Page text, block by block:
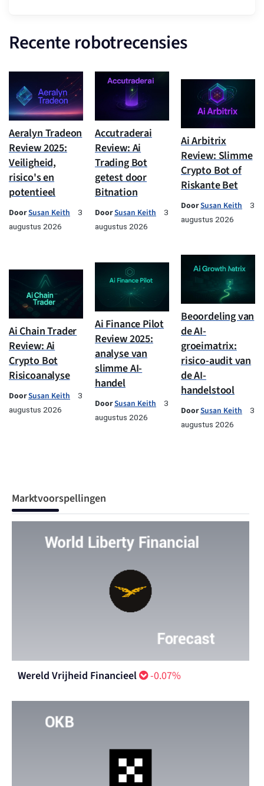
Recente robotrecensies
Aeralyn Tradeon
Review 2025:
Veiligheid,
risico's en
potentieel
DoorSusan Keith
3
augustus 2026
Accutraderai
Review: Ai
Trading Bot
getest door
Bitnation
DoorSusan Keith
3
augustus 2026
Ai Arbitrix
Review: Slimme
Crypto Bot of
Riskante Bet
DoorSusan Keith
3
augustus 2026
Ai Chain Trader
Review: Ai
Crypto Bot
Risicoanalyse
DoorSusan Keith
3
augustus 2026
Ai Finance Pilot
Review 2025:
analyse van
slimme AI-
handel
DoorSusan Keith
3
augustus 2026
Beoordeling van
de AI-
groeimatrix:
risico-audit van
de AI-
handelstool
DoorSusan Keith
3
augustus 2026
Marktvoorspellingen
Wereld Vrijheid Financieel -0.07%